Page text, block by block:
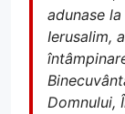
adunase
Ierusalim,
Domnului,